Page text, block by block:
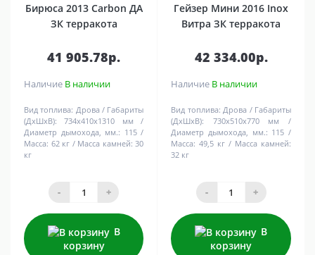
Бирюса 2013 Carbon ДА
ЗК терракота
41 905.78р.
Наличие В наличии
Вид топлива: Дрова
Габариты
(ДхШхВ):
734х410х1310 мм
Диаметр дымохода, мм.: 115
Масса: 62 кг Масса камней: 30
кг
- +
В
корзину
Гейзер Мини 2016 Inox
Витра ЗК терракота
42 334.00р.
Наличие В наличии
Вид топлива: Дрова
Габариты
(ДхШхВ):
730х510х770 мм
Диаметр дымохода, мм.: 115
Масса: 49,5 кг
Масса камней:
32 кг
- +
В
корзину